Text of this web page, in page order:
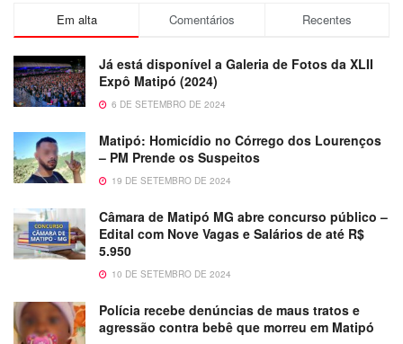
Em alta Comentários Recentes
Já está disponível a Galeria de Fotos da XLII
Expô Matipó (2024)
6 DE SETEMBRO DE 2024
Matipó: Homicídio no Córrego dos Lourenços
– PM Prende os Suspeitos
19 DE SETEMBRO DE 2024
Câmara de Matipó MG abre concurso público –
Edital com Nove Vagas e Salários de até R$
5.950
10 DE SETEMBRO DE 2024
Polícia recebe denúncias de maus tratos e
agressão contra bebê que morreu em Matipó